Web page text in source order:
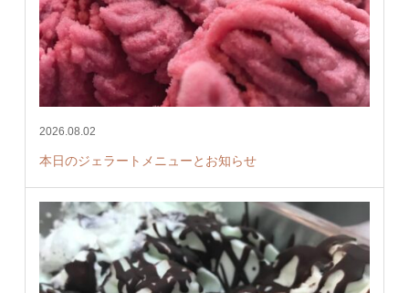
2026.08.02
本日のジェラートメニューとお知らせ